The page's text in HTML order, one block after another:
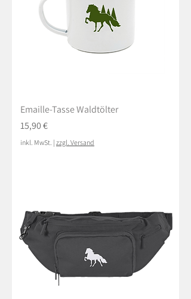
Emaille-Tasse Waldtölter
Preis
15,90 €
inkl. MwSt. | zzgl. Versand